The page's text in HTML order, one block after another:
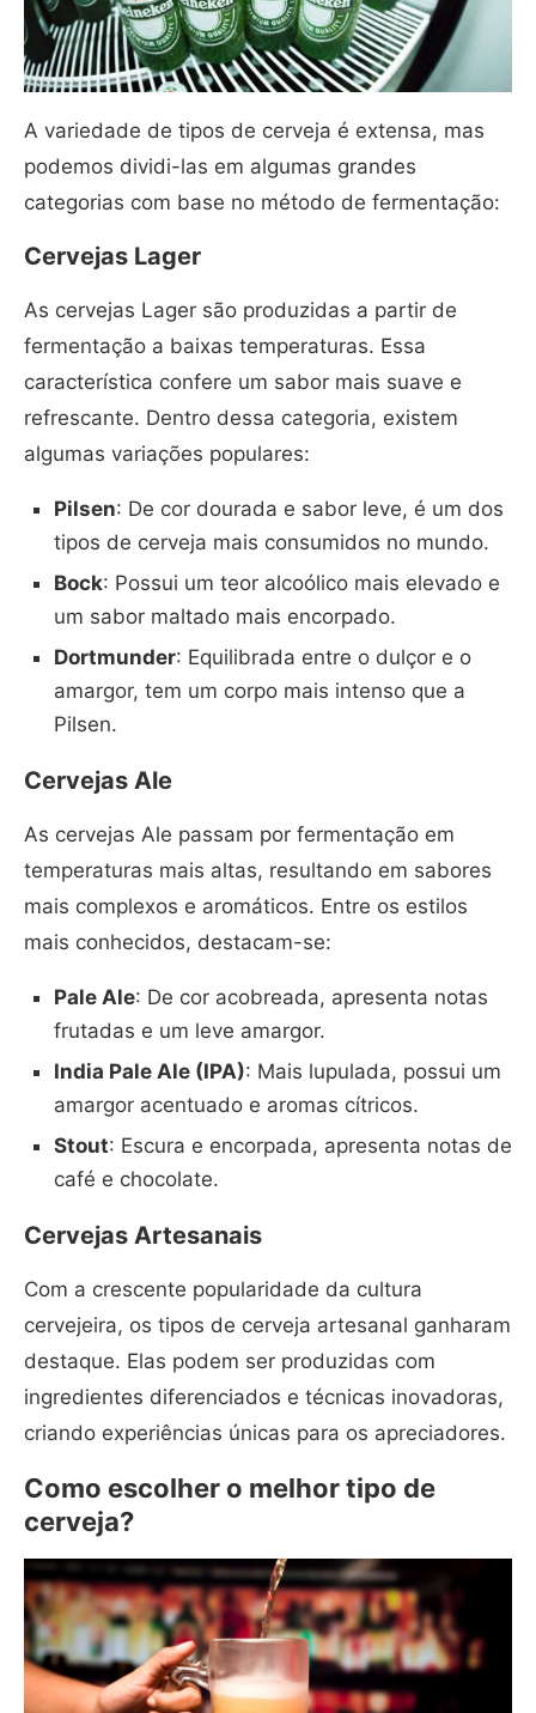
A variedade de tipos de cerveja é extensa, mas
podemos dividi-las em algumas grandes
categorias com base no método de fermentação:
Cervejas Lager
As cervejas Lager são produzidas a partir de
fermentação a baixas temperaturas. Essa
característica confere um sabor mais suave e
refrescante. Dentro dessa categoria, existem
algumas variações populares:
Pilsen: De cor dourada e sabor leve, é um dos
tipos de cerveja mais consumidos no mundo.
Bock: Possui um teor alcoólico mais elevado e
um sabor maltado mais encorpado.
Dortmunder: Equilibrada entre o dulçor e o
amargor, tem um corpo mais intenso que a
Pilsen.
Cervejas Ale
As cervejas Ale passam por fermentação em
temperaturas mais altas, resultando em sabores
mais complexos e aromáticos. Entre os estilos
mais conhecidos, destacam-se:
Pale Ale: De cor acobreada, apresenta notas
frutadas e um leve amargor.
India Pale Ale (IPA): Mais lupulada, possui um
amargor acentuado e aromas cítricos.
Stout: Escura e encorpada, apresenta notas de
café e chocolate.
Cervejas Artesanais
Com a crescente popularidade da cultura
cervejeira, os tipos de cerveja artesanal ganharam
destaque. Elas podem ser produzidas com
ingredientes diferenciados e técnicas inovadoras,
criando experiências únicas para os apreciadores.
Como escolher o melhor tipo de
cerveja?